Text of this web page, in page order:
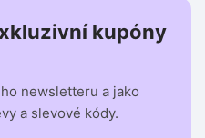
kupóny
newsletteru a jako
a slevové kódy.